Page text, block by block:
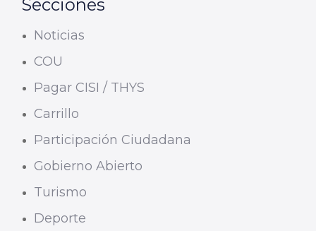
Secciones
Noticias
COU
Pagar CISI / THYS
Carrillo
Participación Ciudadana
Gobierno Abierto
Turismo
Deporte